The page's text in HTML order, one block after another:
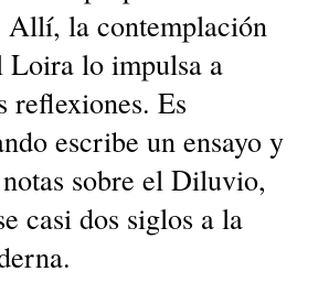
Allí, la contemplación
Loira lo impulsa a
reflexiones. Es
escribe un ensayo y
notas sobre el Diluvio,
casi dos siglos a la